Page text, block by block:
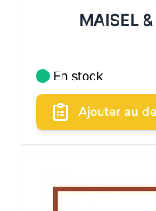
MAISEL
En stock
Ajouter au
Les